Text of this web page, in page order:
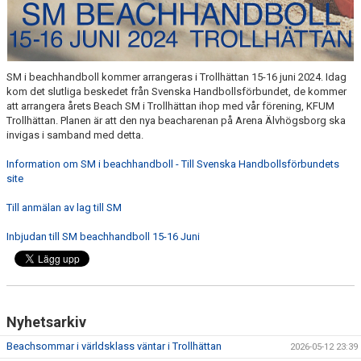
SM BEACHHANDBOLL 1-2 AUG 2026 TROLLHÄTTAN
SM i beachhandboll kommer arrangeras i Trollhättan 15-16 juni 2024. Idag
kom det slutliga beskedet från Svenska Handbollsförbundet, de kommer
att arrangera årets Beach SM i Trollhättan ihop med vår förening, KFUM
Trollhättan. Planen är att den nya beacharenan på Arena Älvhögsborg ska
invigas i samband med detta.
Information om SM i beachhandboll - Till Svenska Handbollsförbundets
site
Till anmälan av lag till SM
Inbjudan till SM beachhandboll 15-16 Juni
Nyhetsarkiv
Beachsommar i världsklass väntar i Trollhättan 2026-05-12 23:39